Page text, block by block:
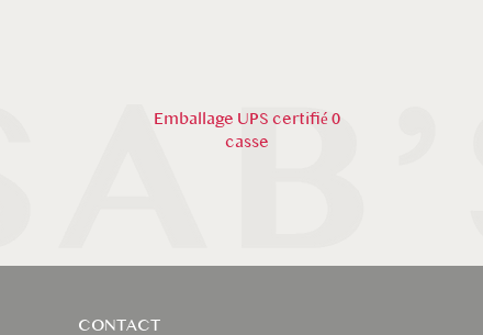
Emballage UPS certifié 0
casse
CONTACT